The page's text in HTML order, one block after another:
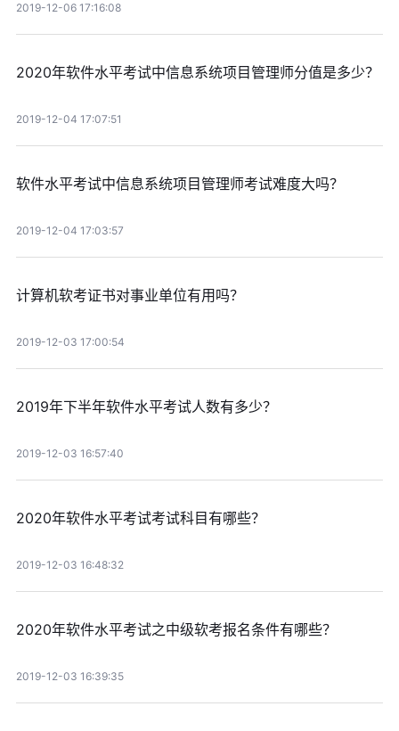
2019-12-06 17:16:08
2020年软件水平考试中信息系统项目管理师分值是多少？
2019-12-04 17:07:51
软件水平考试中信息系统项目管理师考试难度大吗？
2019-12-04 17:03:57
计算机软考证书对事业单位有用吗？
2019-12-03 17:00:54
2019年下半年软件水平考试人数有多少？
2019-12-03 16:57:40
2020年软件水平考试考试科目有哪些？
2019-12-03 16:48:32
2020年软件水平考试之中级软考报名条件有哪些？
2019-12-03 16:39:35